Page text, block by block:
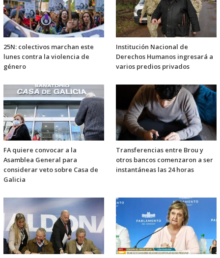
25N: colectivos marchan este
lunes contra la violencia de
género
Institución Nacional de
Derechos Humanos ingresará a
varios predios privados
FA quiere convocar a la
Asamblea General para
considerar veto sobre Casa de
Galicia
Transferencias entre Brou y
otros bancos comenzaron a ser
instantáneas las 24 horas